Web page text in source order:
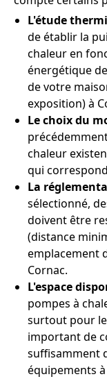
L'étude
de établir la
chaleur en
énergétique
de votre
exposition) à
Le choix du
chaleur
qui
La
sélectionné,
doivent être
(distance
emplacement
Cornac.
L'espace
pompes à
surtout pour
important de
suffisamment
équipements à